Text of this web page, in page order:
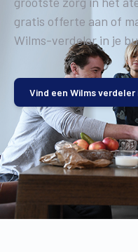
gratis offerte aan of
Wilms-verdeler in je
Vind een Wilms verdeler